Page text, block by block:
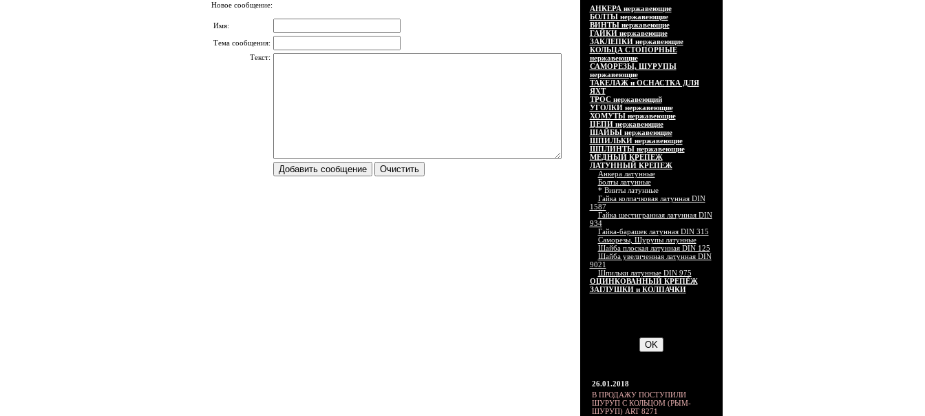
Новое сообщение:
Имя:
Тема сообщения:
Текст:
АНКЕРА нержавеющие
БОЛТЫ нержавеющие
ВИНТЫ нержавеющие
ГАЙКИ нержавеющие
ЗАКЛЕПКИ нержавеющие
КОЛЬЦА СТОПОРНЫЕ
нержавеющие
САМОРЕЗЫ, ШУРУПЫ
нержавеющие
ТАКЕЛАЖ и ОСНАСТКА ДЛЯ
ЯХТ
ТРОС нержавеющий
УГОЛКИ нержавеющие
ХОМУТЫ нержавеющие
ЦЕПИ нержавеющие
ШАЙБЫ нержавеющие
ШПИЛЬКИ нержавеющие
ШПЛИНТЫ нержавеющие
МЕДНЫЙ КРЕПЕЖ
ЛАТУННЫЙ КРЕПЕЖ
Анкера латунные
Болты латунные
* Винты латунные
Гайка колпачковая латунная DIN
1587
Гайка шестигранная латунная DIN
934
Гайка-барашек латунная DIN 315
Саморезы, Шурупы латунные
Шайба плоская латунная DIN 125
Шайба увеличенная латунная DIN
9021
Шпильки латунные DIN 975
ОЦИНКОВАННЫЙ КРЕПЁЖ
ЗАГЛУШКИ и КОЛПАЧКИ
26.01.2018
В ПРОДАЖУ ПОСТУПИЛИ
ШУРУП С КОЛЬЦОМ (РЫМ-
ШУРУП) ART 8271